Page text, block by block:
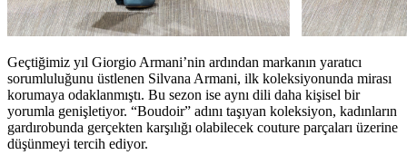
Geçtiğimiz yıl Giorgio Armani’nin ardından markanın yaratıcı
sorumluluğunu üstlenen Silvana Armani, ilk koleksiyonunda mirası
korumaya odaklanmıştı. Bu sezon ise aynı dili daha kişisel bir
yorumla genişletiyor. “Boudoir” adını taşıyan koleksiyon, kadınların
gardırobunda gerçekten karşılığı olabilecek couture parçaları üzerine
düşünmeyi tercih ediyor.